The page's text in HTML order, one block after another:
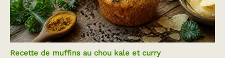
Recette de muffins au chou kale et curry